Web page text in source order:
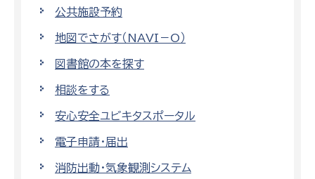
公共施設予約
地図でさがす（NAVI－O）
図書館の本を探す
相談をする
安心安全ユビキタスポータル
電子申請・届出
消防出動・気象観測システム